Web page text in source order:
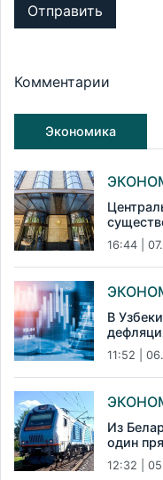
Отправить
Комментарии
Экономика
16:44 |
В
11:52 |
Из
один
12:32 |